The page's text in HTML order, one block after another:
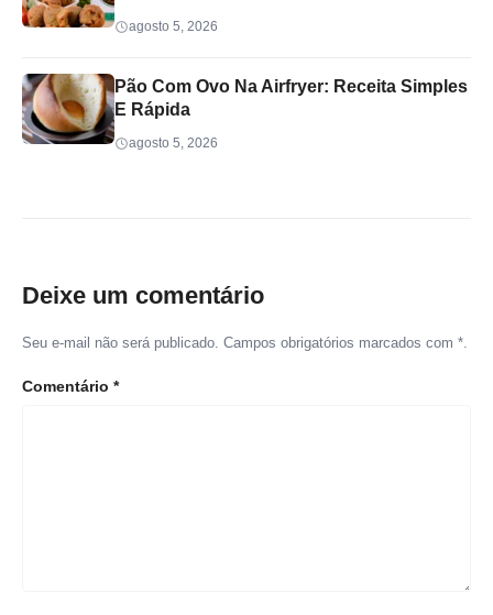
agosto 5, 2026
Pão Com Ovo Na Airfryer: Receita Simples
E Rápida
agosto 5, 2026
Deixe um comentário
Seu e-mail não será publicado. Campos obrigatórios marcados com *.
Comentário *